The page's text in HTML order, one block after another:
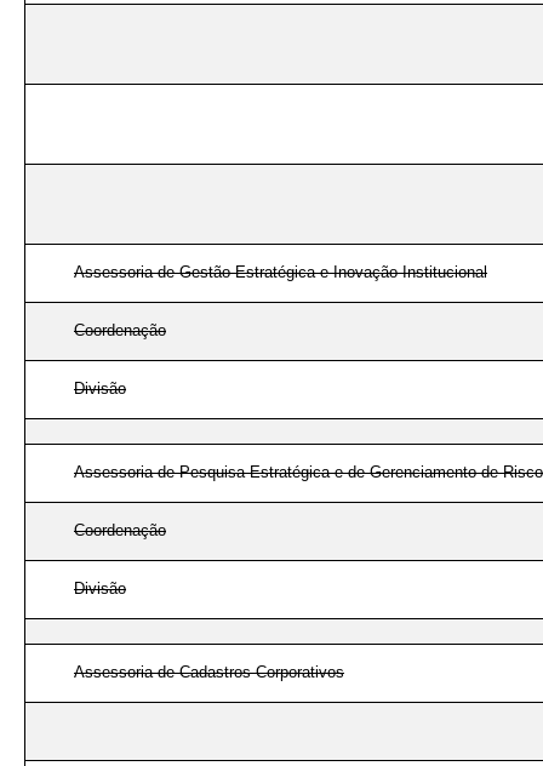
Assessoria de Gestão Estratégica e Inovação Institucional
Coordenação
Divisão
Assessoria de Pesquisa Estratégica e de Gerenciamento de
Coordenação
Divisão
Assessoria de Cadastros Corporativos